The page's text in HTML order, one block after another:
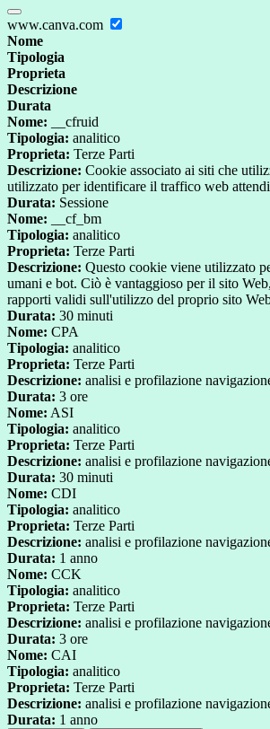
www.canva.com
Nome
Tipologia
Proprieta
Descrizione
Durata
Nome: __cfruid
Tipologia: analitico
Proprieta: Terze Parti
Descrizione: Cookie associato ai siti che
utilizzato per identificare il traffico web
Durata: Sessione
Nome: __cf_bm
Tipologia: analitico
Proprieta: Terze Parti
Descrizione: Questo cookie viene utilizzato
umani e bot. Ciò è vantaggioso per il sito
rapporti validi sull'utilizzo del proprio sito
Durata: 30 minuti
Nome: CPA
Tipologia: analitico
Proprieta: Terze Parti
Descrizione: analisi e profilazione
Durata: 3 ore
Nome: ASI
Tipologia: analitico
Proprieta: Terze Parti
Descrizione: analisi e profilazione
Durata: 30 minuti
Nome: CDI
Tipologia: analitico
Proprieta: Terze Parti
Descrizione: analisi e profilazione
Durata: 1 anno
Nome: CCK
Tipologia: analitico
Proprieta: Terze Parti
Descrizione: analisi e profilazione
Durata: 3 ore
Nome: CAI
Tipologia: analitico
Proprieta: Terze Parti
Descrizione: analisi e profilazione
Durata: 1 anno